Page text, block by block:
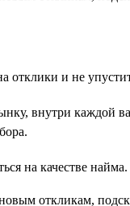
и не
внутри
на качестве найма.